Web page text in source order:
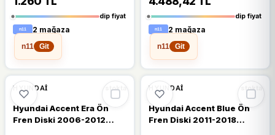
dip fiyat
2 mağaza
n11
Git
dip fiyat
2 mağaza
n11
Git
%29 %29 DÜŞTÜ
HYUNDAI stokta
Hyundai Accent Era Ön
Fren Diski 2006-2012
%28 %28 DÜŞTÜ
HYUNDAI stokta
Hyundai Accent Blue Ön
Fren Diski 2011-2018